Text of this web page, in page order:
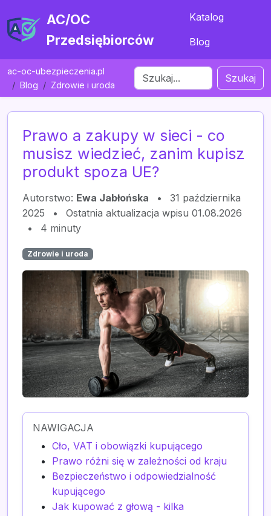
AC/OC
Przedsiębiorców
Katalog
Blog
ac-oc-ubezpieczenia.pl
Blog
Zdrowie i uroda
Szukaj
Prawo a zakupy w sieci - co
musisz wiedzieć, zanim kupisz
produkt spoza UE?
Autorstwo: Ewa Jabłońska •
31 października
2025
•
Ostatnia aktualizacja wpisu 01.08.2026
•
4 minuty
Zdrowie i uroda
NAWIGACJA
Cło, VAT i obowiązki kupującego
Prawo różni się w zależności od kraju
Bezpieczeństwo i odpowiedzialność
kupującego
Jak kupować z głową - kilka